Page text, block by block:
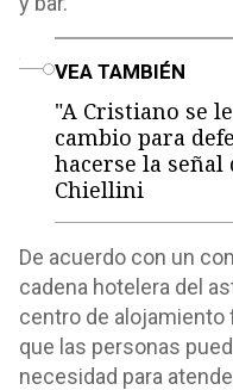
VEA TAMBIÉN
"A Cristiano se
cambio para
hacerse la
Chiellini
De acuerdo con un
cadena hotelera del
centro de alojamiento
que las personas
necesidad para